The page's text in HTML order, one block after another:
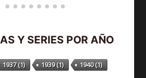
Y SERIES POR AÑO
1937(1) 1939(1) 1940(1)